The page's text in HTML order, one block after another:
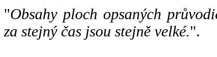
"Obsahy ploch opsaných
za stejný čas jsou stejně velké.".